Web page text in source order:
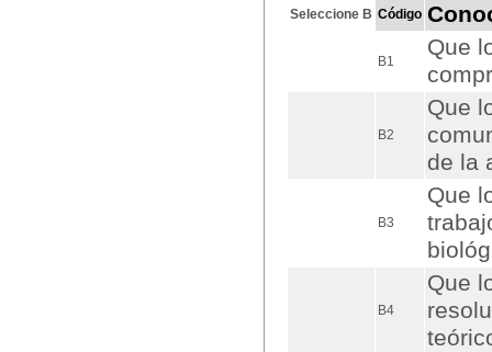
Seleccione B Código
B1
Que
B2
Que
de la
B3
Que
B4
Que